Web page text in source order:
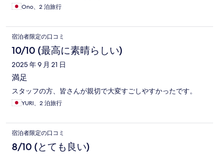
Ono、2 泊旅行
宿泊者限定の口コミ
10/10 (最高に素晴らしい)
2025 年 9 月 21 日
満足
スタッフの方、皆さんが親切で大変すごしやすかったです。
YURI、2 泊旅行
宿泊者限定の口コミ
8/10 (とても良い)